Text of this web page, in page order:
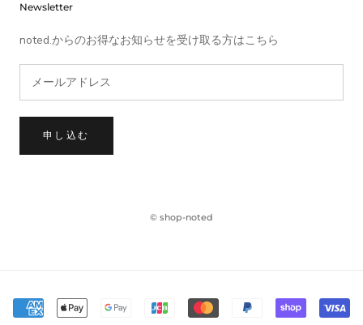
Newsletter
noted.からのお得なお知らせを受け取る方はこちら
申し込む
© shop-noted